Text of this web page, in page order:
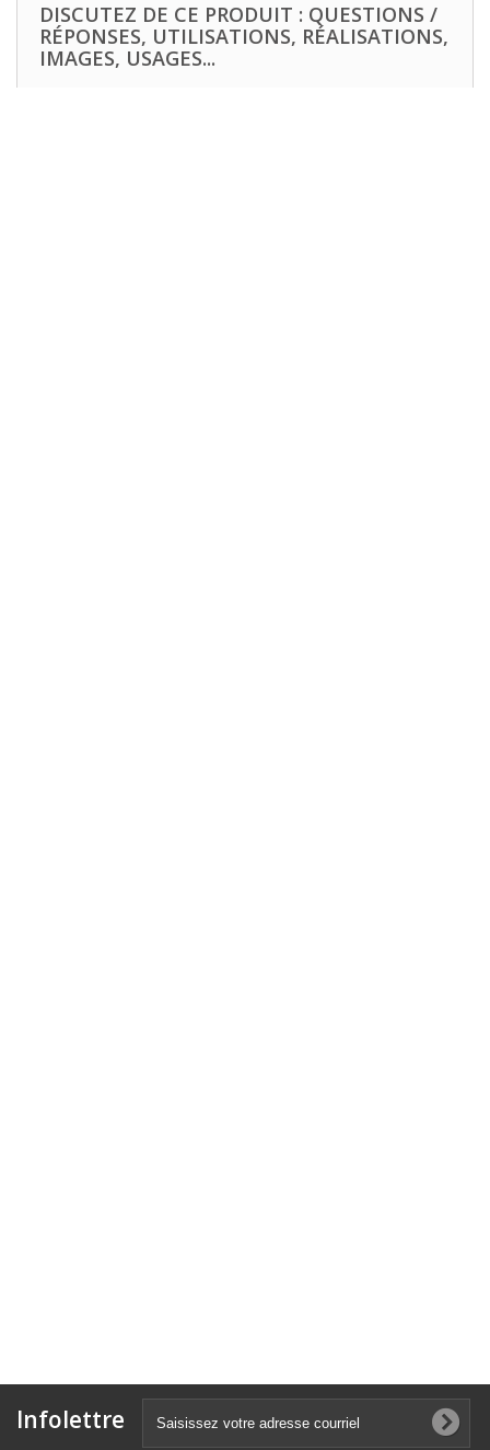
DISCUTEZ DE CE PRODUIT : QUESTIONS /
RÉPONSES, UTILISATIONS, RÉALISATIONS,
IMAGES, USAGES...
Infolettre